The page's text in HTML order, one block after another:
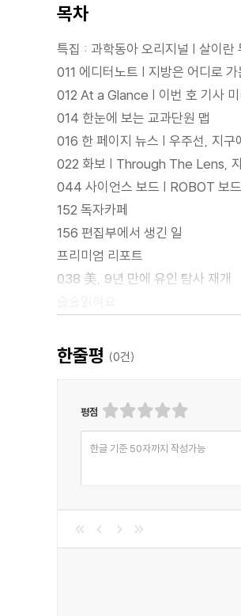
목차
특집 : 과학동아 오리지널 | 살이란
011 에디터노트 | 지방은 어디로
012 At a Glance | 이번 호 기사 미
014 한눈에 보는 교과단원 맵
016 한 페이지 뉴스 | 우주선, 지구
022 화보 | Through The Lens,
044 사이언스 보드 | ROBOT 보
152 독자카페
156 편집부에서 생긴 일
프리미엄 리포트
038 美, 9년 만에 유인 탐사 재개
134 스쿨 리포트 A+ | ? 과학실 안
142 나의 독일 유학 일기 | 낙제는
034 NC의 NC 다이노스 앓이, 비
070 과학 개념 만화 | 이공이공 이
한줄평 (0건)
평점
한글 기준 50자까지 작성가능